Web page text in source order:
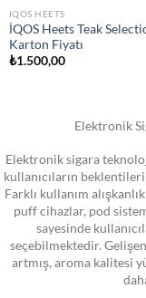
IQOS HEETS
İQOS Heets Teak
Karton Fiyatı
₺1.500,00
Elektronik
Elektronik sigara
kullanıcıların
Farklı kullanım
puff cihazlar, pod
sayesinde
seçebilmektedir.
artmış, aroma kalitesi